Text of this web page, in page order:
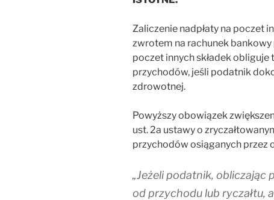
Zaliczenie nadpłaty na poczet
zwrotem na rachunek bankowy
poczet innych składek
przychodów, jeśli podatnik
zdrowotnej.
Powyższy obowiązek
ust. 2a ustawy o
przychodów osiąganych przez
„Jeżeli podatnik, obliczając
od przychodu lub ryczałtu,